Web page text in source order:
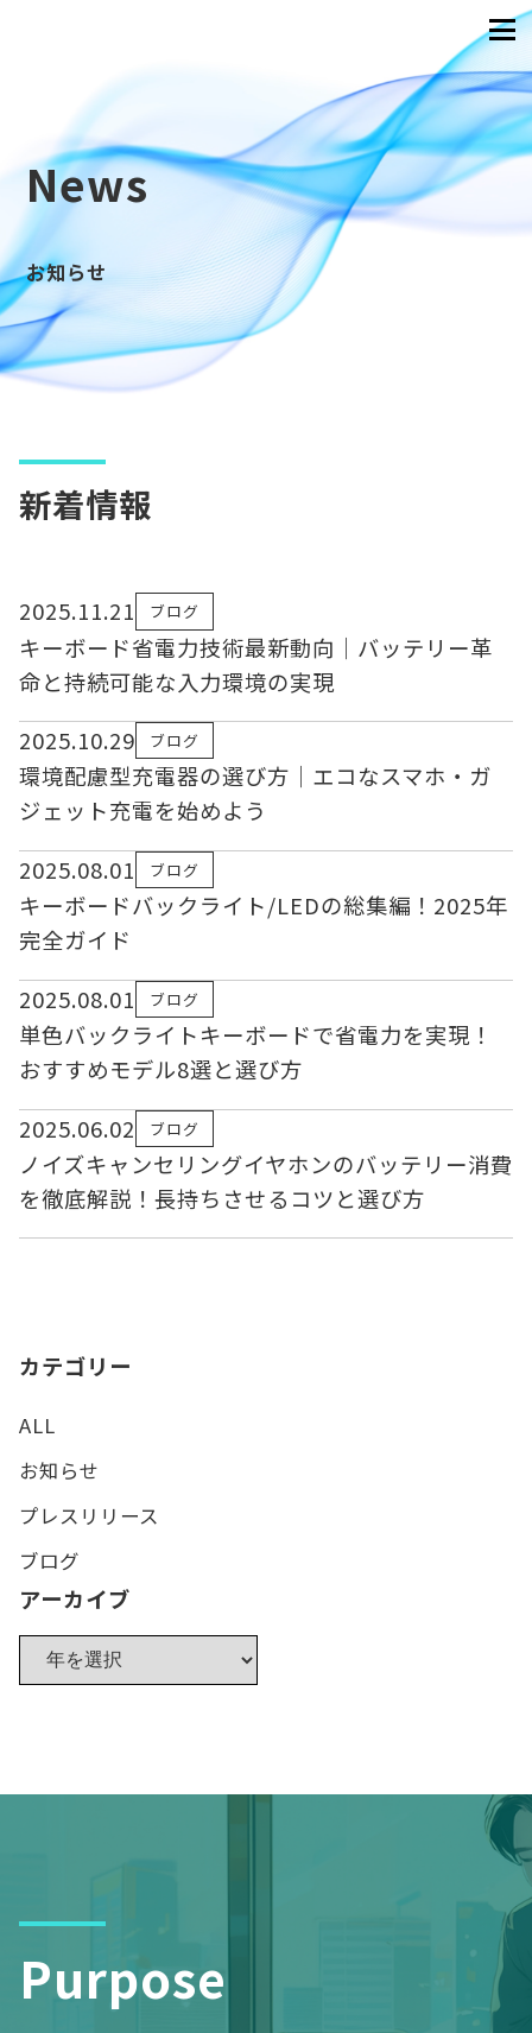
News
お知らせ
新着情報
2025.11.21 ブログ
キーボード省電力技術最新動向｜バッテリー革
命と持続可能な入力環境の実現
2025.10.29
ブログ
環境配慮型充電器の選び方｜エコなスマホ・ガ
ジェット充電を始めよう
2025.08.01
ブログ
キーボードバックライト/LEDの総集編！2025年
完全ガイド
2025.08.01
ブログ
単色バックライトキーボードで省電力を実現！
おすすめモデル8選と選び方
2025.06.02
ブログ
ノイズキャンセリングイヤホンのバッテリー消費
を徹底解説！長持ちさせるコツと選び方
カテゴリー
ALL
お知らせ
プレスリリース
ブログ
アーカイブ
Purpose